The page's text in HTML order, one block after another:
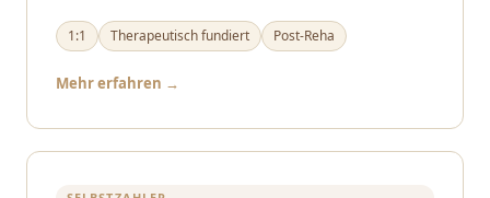
1:1 Therapeutisch fundiert Post-Reha
Mehr erfahren →